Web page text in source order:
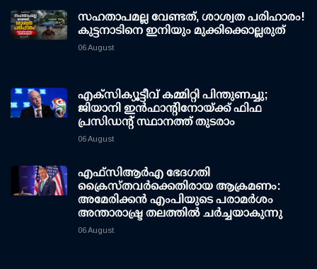
സഹതാപമല്ല വേണ്ടത്, ശാശ്വത പരിഹാരം!
കുട്ടനാടിനെ ഇനിയും മുക്കിക്കൊല്ലരുത്
06 August
എക്സിക്യൂട്ടീവ് കമ്മിറ്റി പിന്തുണച്ചു;
ജിയാനി ഇന്‍ഫാന്റിനോയ്ക്ക് ഫിഫ
പ്രസിഡന്റ് സ്ഥാനത്ത് തുടരാം
06 August
എഫ്‌സി‌ആര്‍‌എ ഭേദഗതി
ക്രൈസ്തവർക്കെതിരായ ആക്രമണം:
അമേരിക്കൻ എംപിയുടെ പരാമർശം
അന്താരാഷ്ട്ര തലത്തിൽ ചർച്ചയാകുന്നു
06 August